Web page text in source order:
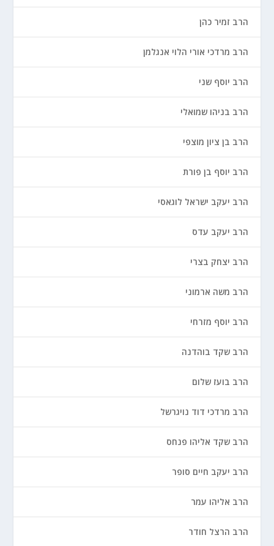
הרב זמיר כהן
הרב מרדכי אורי הלוי אנגלמן
הרב יוסף שני
הרב בניהו שמואלי
הרב בן ציון מוצפי
הרב יוסף בן פורת
הרב יעקב ישראל לוגאסי
הרב יעקב עדס
הרב יצחק בצרי
הרב משה ארמוני
הרב יוסף מזרחי
הרב שקד בוהדנה
הרב בועז שלום
הרב מרדכי דוד נויגרשל
הרב שקד אליהו פנחס
הרב יעקב חיים סופר
הרב אליהו עמר
הרב הרצל חודר